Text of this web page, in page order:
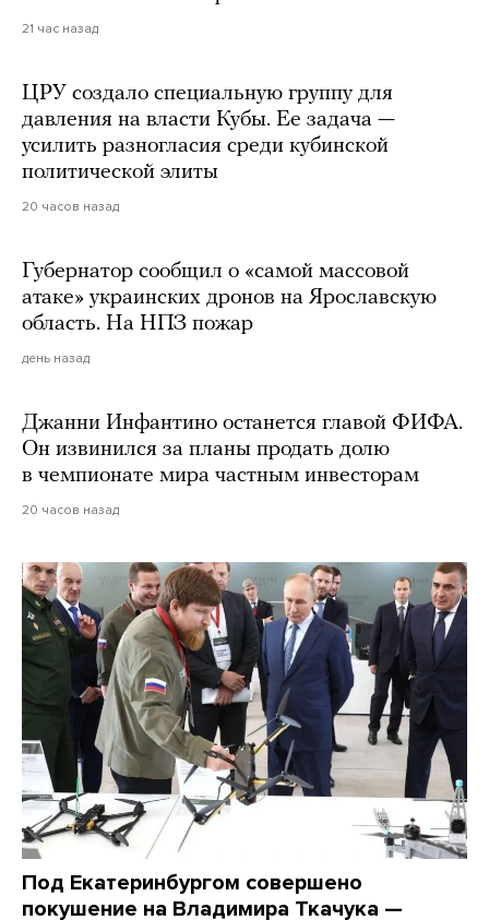
21 час назад
ЦРУ создало специальную группу для
давления на власти Кубы. Ее задача —
усилить разногласия среди кубинской
политической элиты
20 часов назад
Губернатор сообщил о «самой массовой
атаке» украинских дронов на Ярославскую
область. На НПЗ пожар
день назад
Джанни Инфантино останется главой ФИФА.
Он извинился за планы продать долю
в чемпионате мира частным инвесторам
20 часов назад
Под Екатеринбургом совершено
покушение на Владимира Ткачука —